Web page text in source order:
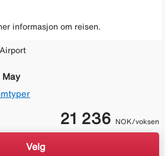
informasjon om reisen.
May
21 236 NOK/voksen
Velg